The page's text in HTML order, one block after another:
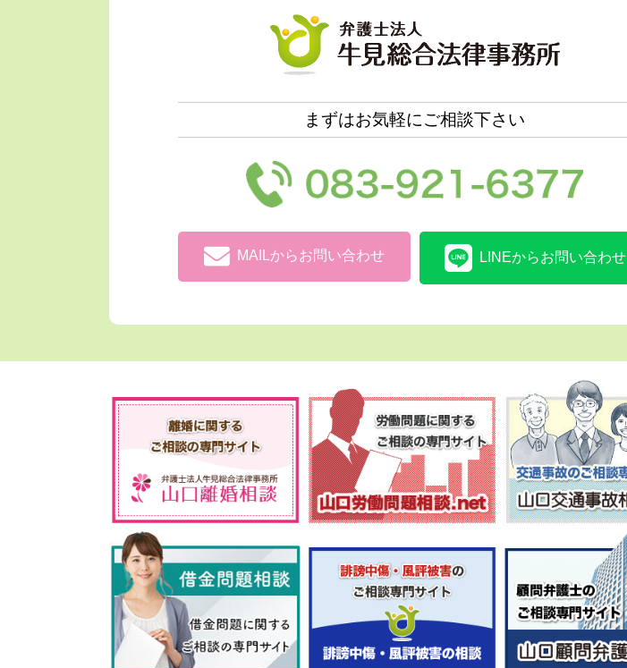
まずはお気軽にご相談下さい
MAILからお問い合わせ LINEからお問い合わせ